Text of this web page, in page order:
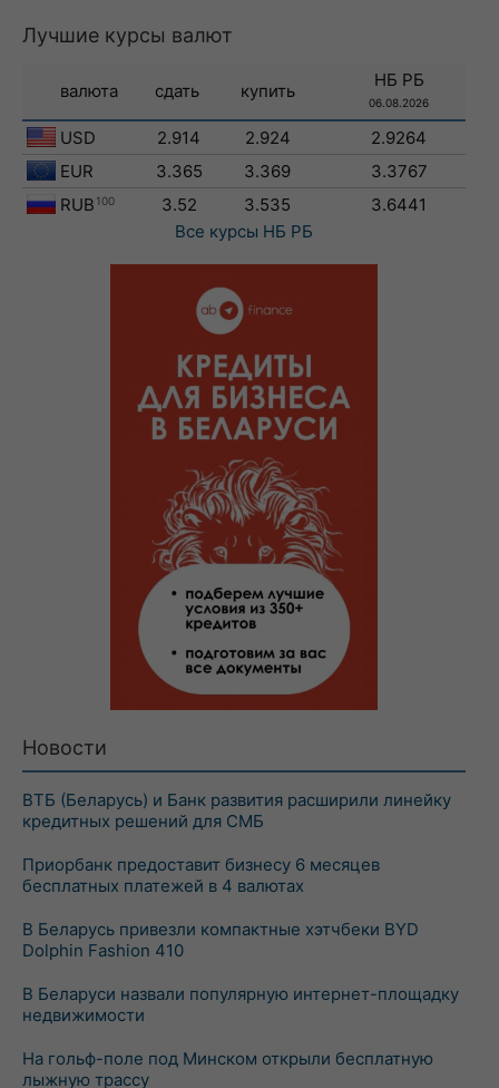
Лучшие курсы валют
валюта сдать купить
НБ РБ
06.08.2026
USD 2.914 2.924
2.9264
EUR
3.365 3.369
3.3767
RUB 100 3.52 3.535
3.6441
Все курсы НБ РБ
Новости
ВТБ (Беларусь) и Банк развития расширили линейку
кредитных решений для СМБ
Приорбанк предоставит бизнесу 6 месяцев
бесплатных платежей в 4 валютах
В Беларусь привезли компактные хэтчбеки BYD
Dolphin Fashion 410
В Беларуси назвали популярную интернет-площадку
недвижимости
На гольф-поле под Минском открыли бесплатную
лыжную трассу